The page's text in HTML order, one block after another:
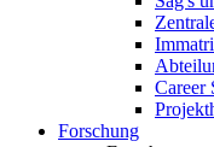
Career
Forschung